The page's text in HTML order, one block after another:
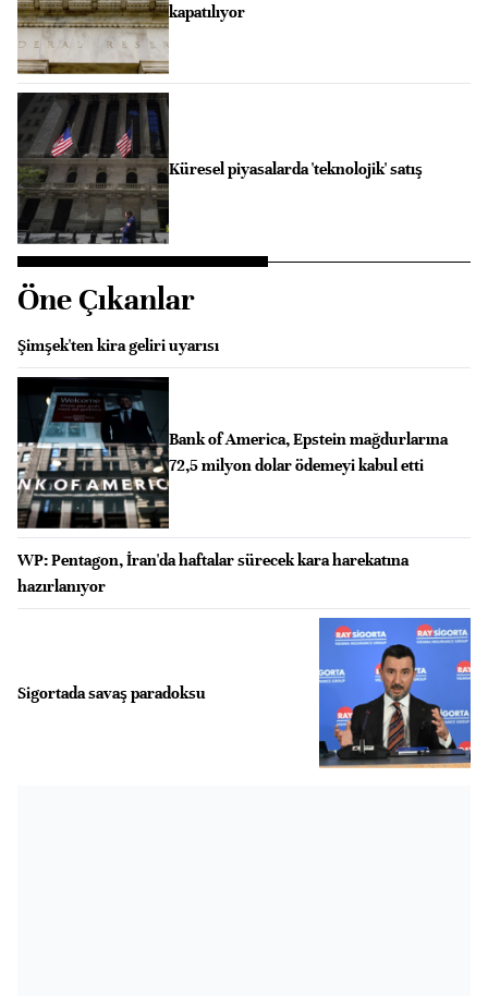
kapatılıyor
Küresel piyasalarda 'teknolojik' satış
Öne Çıkanlar
Şimşek'ten kira geliri uyarısı
Bank of America, Epstein mağdurlarına
72,5 milyon dolar ödemeyi kabul etti
WP: Pentagon, İran'da haftalar sürecek kara harekatına
hazırlanıyor
Sigortada savaş paradoksu